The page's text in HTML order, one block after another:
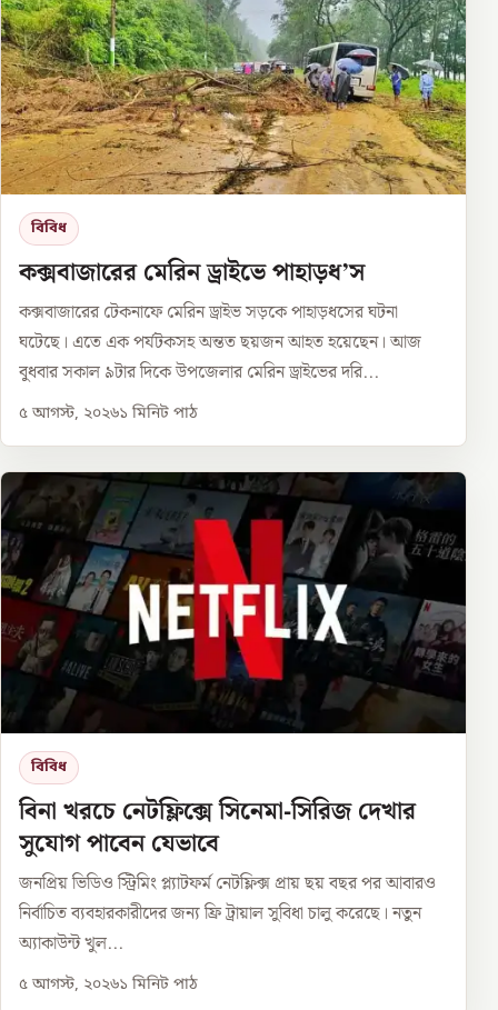
বিবিধ
কক্সবাজারের মেরিন ড্রাইভে পাহাড়ধ’স
কক্সবাজারের টেকনাফে মেরিন ড্রাইভ সড়কে পাহাড়ধসের ঘটনা
ঘটেছে। এতে এক পর্যটকসহ অন্তত ছয়জন আহত হয়েছেন। আজ
বুধবার সকাল ৯টার দিকে উপজেলার মেরিন ড্রাইভের দরি...
৫ আগস্ট, ২০২৬১ মিনিট পাঠ
বিবিধ
বিনা খরচে নেটফ্লিক্সে সিনেমা-সিরিজ দেখার
সুযোগ পাবেন যেভাবে
জনপ্রিয় ভিডিও স্ট্রিমিং প্ল্যাটফর্ম নেটফ্লিক্স প্রায় ছয় বছর পর আবারও
নির্বাচিত ব্যবহারকারীদের জন্য ফ্রি ট্রায়াল সুবিধা চালু করেছে। নতুন
অ্যাকাউন্ট খুল...
৫ আগস্ট, ২০২৬১ মিনিট পাঠ